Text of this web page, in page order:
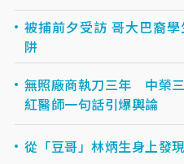
被捕前夕受訪 哥大巴裔
阱
無照廠商執刀三年 中榮
紅醫師一句話引爆輿論
從「豆哥」林炳生身上發